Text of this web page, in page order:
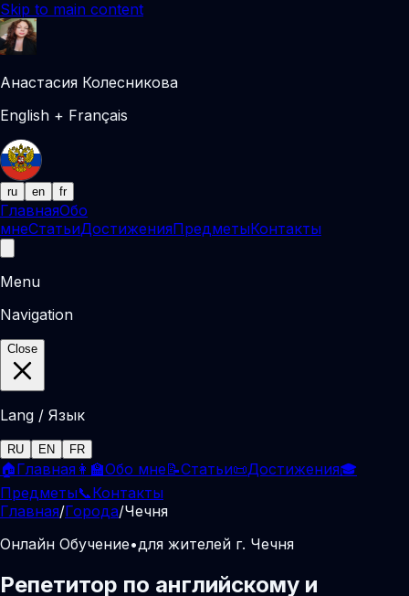
Skip to main content
Анастасия Колесникова
English + Français
ru en fr
ГлавнаяОбо
мнеСтатьиДостиженияПредметыКонтакты
Menu
Navigation
Close
Lang / Язык
RU EN FR
🏠Главная 👩‍🏫Обо мне📝Статьи📜Достижения🎓
Предметы📞Контакты
Главная/Города/Чечня
Онлайн Обучение•для жителей г. Чечня
Репетитор по английскому и